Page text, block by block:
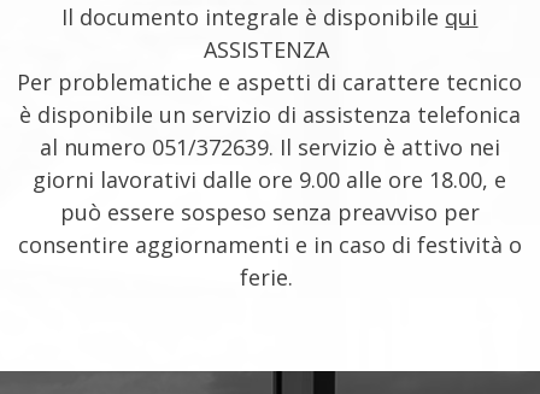
Il documento integrale è disponibile qui
ASSISTENZA
Per problematiche e aspetti di carattere tecnico
è disponibile un servizio di assistenza telefonica
al numero 051/372639. Il servizio è attivo nei
giorni lavorativi dalle ore 9.00 alle ore 18.00, e
può essere sospeso senza preavviso per
consentire aggiornamenti e in caso di festività o
ferie.